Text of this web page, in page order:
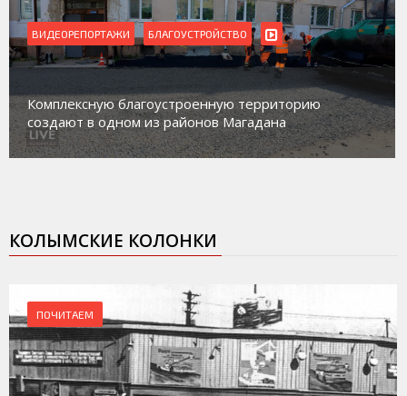
ВИДЕОРЕПОРТАЖИ БЛАГОУСТРОЙСТВО
Комплексную благоустроенную территорию
создают в одном из районов Магадана
КОЛЫМСКИЕ КОЛОНКИ
ПОЧИТАЕМ